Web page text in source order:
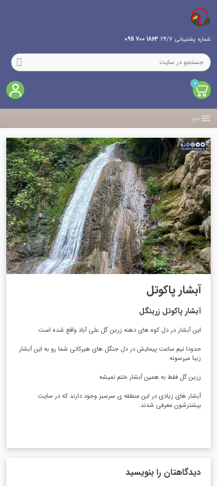
شماره پشتیبانی 24/7 1863 700 0911
0
منو
آبشار پاکوتل
آبشار پاکوتل زرینگل
این آبشار در دل کوه های دهنه زرین گل علی آباد واقع شده است
حدودا نیم ساعت پیمایش در دل جنگل های هیرکانی شما رو به این آبشار
زیبا میرسونه
زرین گل فقط به همین آبشار ختم نمیشه
آبشار های زیادی در این منطقه ی سرسبز وجود دارند که در سایت
بیشترشون معرفی شدند.
دیدگاهتان را بنویسید